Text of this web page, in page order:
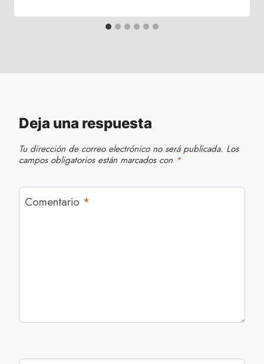
Deja una respuesta
Tu dirección de correo electrónico no será publicada. Los
campos obligatorios están marcados con *
Comentario *